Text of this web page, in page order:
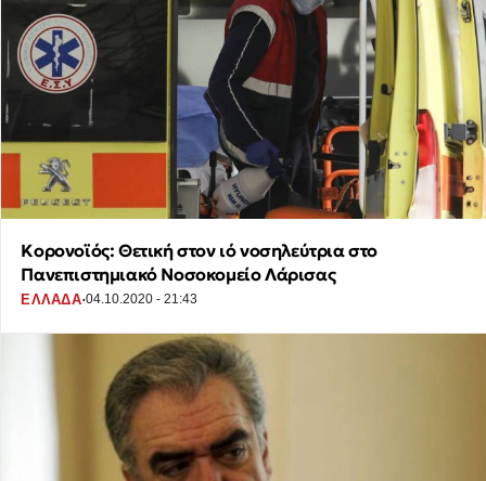
Κορονοϊός: Θετική στον ιό νοσηλεύτρια στο
Πανεπιστημιακό Νοσοκομείο Λάρισας
ΕΛΛΑΔΑ·04.10.2020 - 21:43